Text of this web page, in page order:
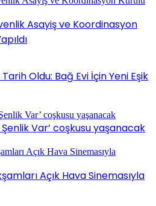
Asayiş ve Koordinasyon
Oldu: Bağ Evi İçin Yeni Eşik
Var’ coşkusu yaşanacak
Açık Hava Sinemasıyla